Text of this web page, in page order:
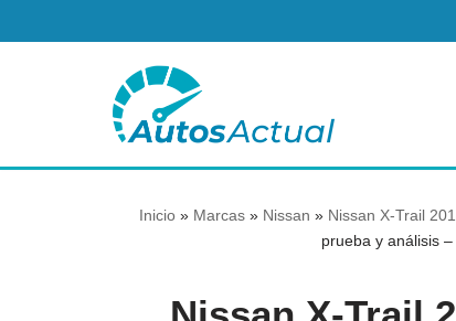
contenido
Inicio» Marcas» Nissan » Nissan X-Trail
prueba y análisis